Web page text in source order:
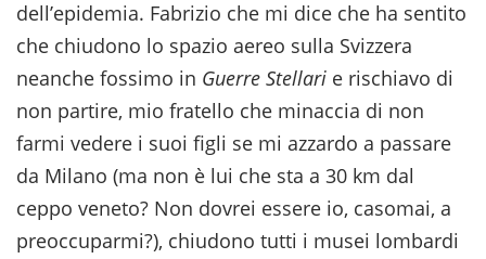
dell’epidemia. Fabrizio che mi dice che ha sentito
che chiudono lo spazio aereo sulla Svizzera
neanche fossimo in Guerre Stellari e rischiavo di
non partire, mio fratello che minaccia di non
farmi vedere i suoi figli se mi azzardo a passare
da Milano (ma non è lui che sta a 30 km dal
ceppo veneto? Non dovrei essere io, casomai, a
preoccuparmi?), chiudono tutti i musei lombardi